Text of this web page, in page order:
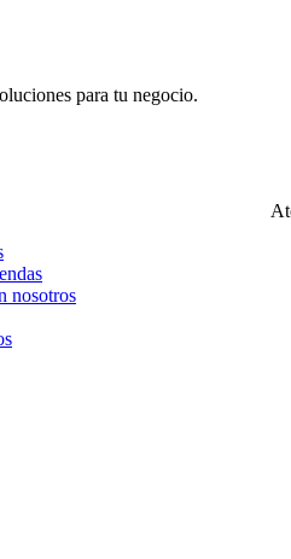
para tu negocio.
nosotros